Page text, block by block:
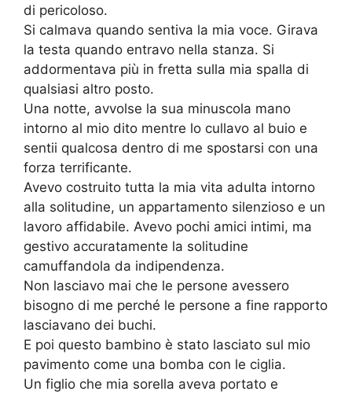
di pericoloso.
Si calmava quando sentiva la mia voce. Girava
la testa quando entravo nella stanza. Si
addormentava più in fretta sulla mia spalla di
qualsiasi altro posto.
Una notte, avvolse la sua minuscola mano
intorno al mio dito mentre lo cullavo al buio e
sentii qualcosa dentro di me spostarsi con una
forza terrificante.
Avevo costruito tutta la mia vita adulta intorno
alla solitudine, un appartamento silenzioso e un
lavoro affidabile. Avevo pochi amici intimi, ma
gestivo accuratamente la solitudine
camuffandola da indipendenza.
Non lasciavo mai che le persone avessero
bisogno di me perché le persone a fine rapporto
lasciavano dei buchi.
E poi questo bambino è stato lasciato sul mio
pavimento come una bomba con le ciglia.
Un figlio che mia sorella aveva portato e